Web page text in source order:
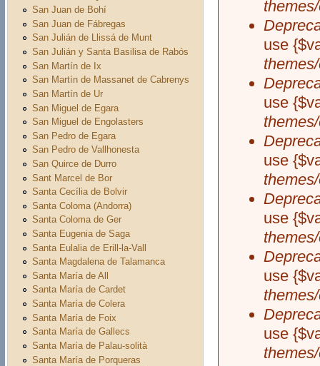
San Juan de Bohí
San Juan de Fábregas
San Julián de Llissá de Munt
San Julián y Santa Basilisa de Rabós
San Martín de Ix
San Martín de Massanet de Cabrenys
San Martín de Ur
San Miguel de Egara
San Miguel de Engolasters
San Pedro de Egara
San Pedro de Vallhonesta
San Quirce de Durro
Sant Marcel de Bor
Santa Cecília de Bolvir
Santa Coloma (Andorra)
Santa Coloma de Ger
Santa Eugenia de Saga
Santa Eulalia de Erill-la-Vall
Santa Magdalena de Talamanca
Santa María de All
Santa María de Cardet
Santa María de Colera
Santa María de Foix
Santa María de Gallecs
Santa María de Palau-solità
Santa María de Porqueras
use
use
use
use
use
use